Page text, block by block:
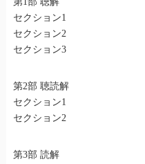
セクション1
セクション2
セクション3
第2部 聴読解
セクション1
セクション2
第3部 読解